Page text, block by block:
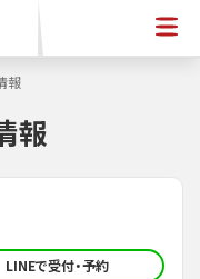
報
報
LINEで受付・予約